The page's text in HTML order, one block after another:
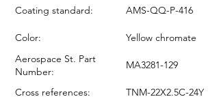
Coating standard: AMS-QQ-P-416
Color:
Yellow chromate
Aerospace St. Part
Number:
MA3281-129
Cross references: TNM-22X2.5C-24Y